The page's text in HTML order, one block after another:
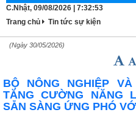
C.Nhật, 09/08/2026 | 7:32:54
Trang chủ
Tin tức sự kiện
(Ngày 30/05/2026)
BỘ NÔNG NGHIỆP
TĂNG CƯỜNG NĂNG
SẴN SÀNG ỨNG PHÓ